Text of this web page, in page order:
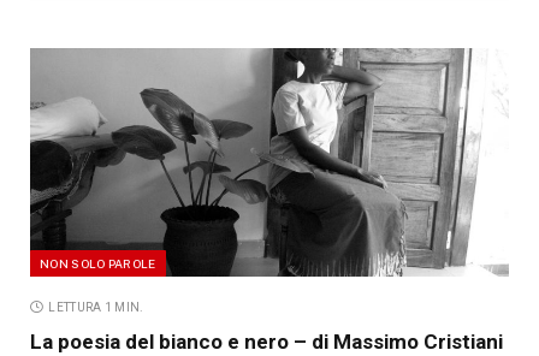
NON SOLO PAROLE
LETTURA 1 MIN.
La poesia del bianco e nero – di Massimo Cristiani